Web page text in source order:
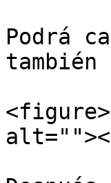
Podrá
también